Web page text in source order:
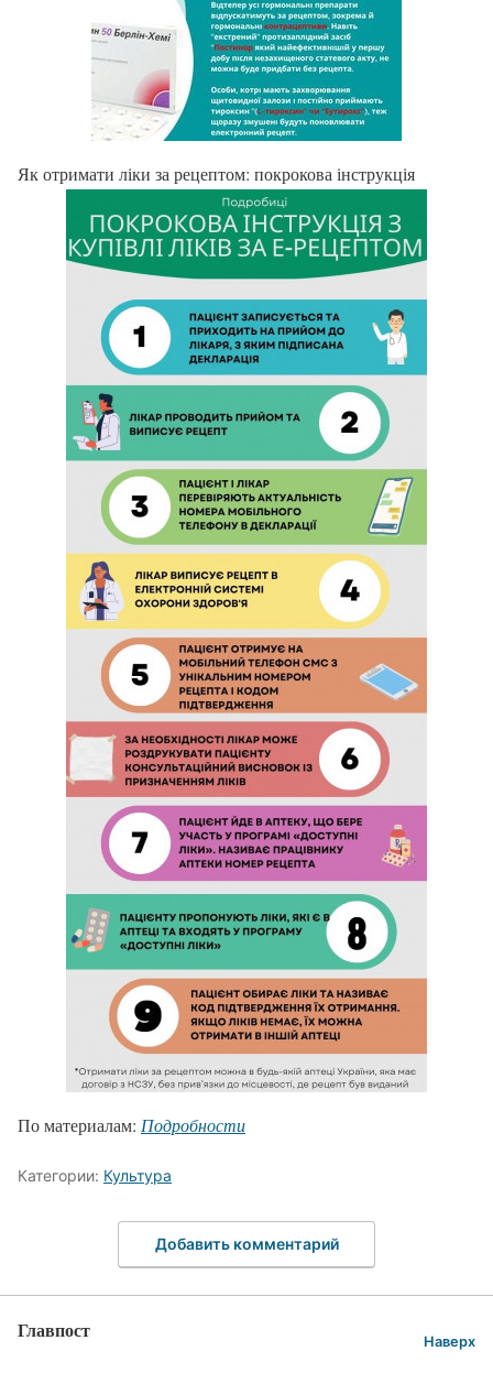
Як отримати ліки за рецептом: покрокова інструкція
По материалам: Подробности
Категории: Культура
Добавить комментарий
Главпост Наверх